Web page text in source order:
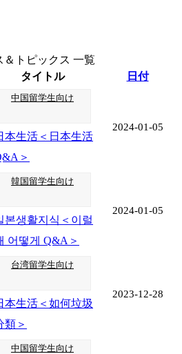
＆トピックス 一覧
タイトル
日付
中国留学生向け
本生活＜日本生活
＞
2024-01-05
韓国留学生向け
본생활지식＜이럴
어떻게 Q&A＞
2024-01-05
台湾留学生向け
本生活＜如何垃圾
類＞
2023-12-28
中国留学生向け